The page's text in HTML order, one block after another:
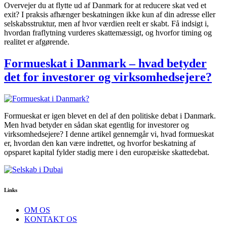
Overvejer du at flytte ud af Danmark for at reducere skat ved et
exit? I praksis afhænger beskatningen ikke kun af din adresse eller
selskabsstruktur, men af hvor værdien reelt er skabt. Få indsigt i,
hvordan fraflytning vurderes skattemæssigt, og hvorfor timing og
realitet er afgørende.
Formueskat i Danmark – hvad betyder
det for investorer og virksomhedsejere?
Formueskat er igen blevet en del af den politiske debat i Danmark.
Men hvad betyder en sådan skat egentlig for investorer og
virksomhedsejere? I denne artikel gennemgår vi, hvad formueskat
er, hvordan den kan være indrettet, og hvorfor beskatning af
opsparet kapital fylder stadig mere i den europæiske skattedebat.
Links
OM OS
KONTAKT OS